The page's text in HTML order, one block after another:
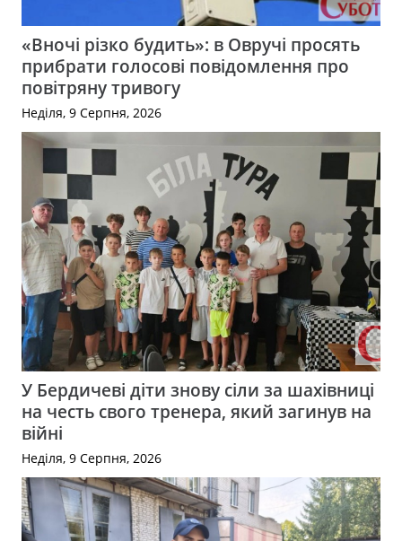
«Вночі різко будить»: в Овручі просять
прибрати голосові повідомлення про
повітряну тривогу
Неділя, 9 Серпня, 2026
У Бердичеві діти знову сіли за шахівниці
на честь свого тренера, який загинув на
війні
Неділя, 9 Серпня, 2026